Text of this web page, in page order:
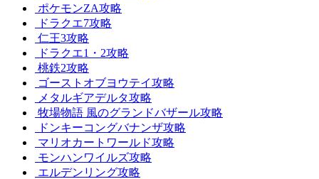
ポケモンZA攻略
ドラクエ7攻略
仁王3攻略
ドラクエ1・2攻略
桃鉄2攻略
ゴーストオブヨウテイ攻略
メタルギアデルタ攻略
牧場物語 風のグランドバザール攻略
ドンキーコングバナンザ攻略
マリオカートワールド攻略
モンハンワイルズ攻略
エルデンリング攻略